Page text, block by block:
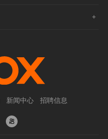
新闻中心 招聘信息